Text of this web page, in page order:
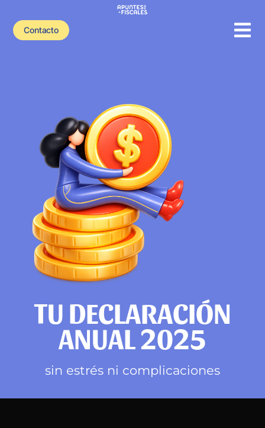
Contacto
TU DECLARACIÓN
ANUAL 2025
sin estrés ni complicaciones